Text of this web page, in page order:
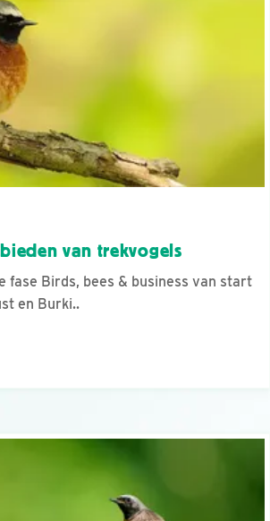
van trekvogels
fase Birds, bees & business van start
en Burki..